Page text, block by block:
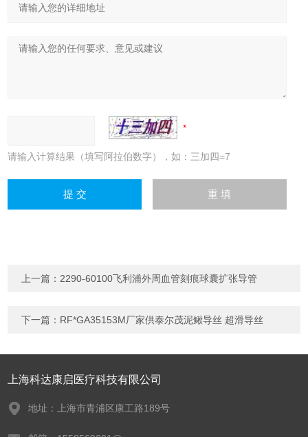
请输入计算结果（填写阿拉伯数字），如：三加四=7
上一篇： 2290-60100飞利浦外周血管刻痕球囊扩张导管
下一篇： RF*GA35153M厂家供泰尔茂泥鳅导丝 超滑导丝
上海科达康启医疗科技有限公司
地址：上海市青浦区康工路189号